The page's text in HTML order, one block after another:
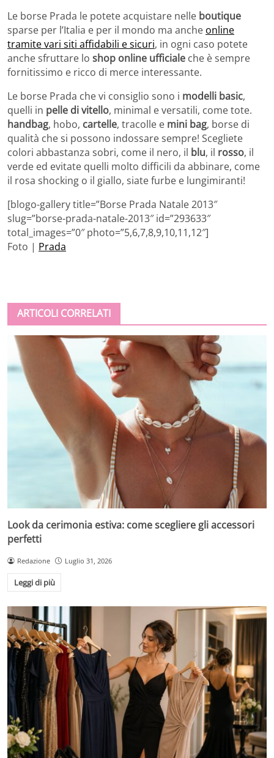
Le borse Prada le potete acquistare nelle boutique
sparse per l’Italia e per il mondo ma anche online
tramite vari siti affidabili e sicuri, in ogni caso potete
anche sfruttare lo shop online ufficiale che è sempre
fornitissimo e ricco di merce interessante.
Le borse Prada che vi consiglio sono i modelli basic,
quelli in pelle di vitello, minimal e versatili, come tote.
handbag, hobo, cartelle, tracolle e mini bag, borse di
qualità che si possono indossare sempre! Scegliete
colori abbastanza sobri, come il nero, il blu, il rosso, il
verde ed evitate quelli molto difficili da abbinare, come
il rosa shocking o il giallo, siate furbe e lungimiranti!
[blogo-gallery title=”Borse Prada Natale 2013″
slug=”borse-prada-natale-2013″ id=”293633″
total_images=”0″ photo=”5,6,7,8,9,10,11,12″]
Foto | Prada
ARTICOLI CORRELATI
Look da cerimonia estiva: come scegliere gli accessori
perfetti
Redazione Luglio 31, 2026
Leggi di più